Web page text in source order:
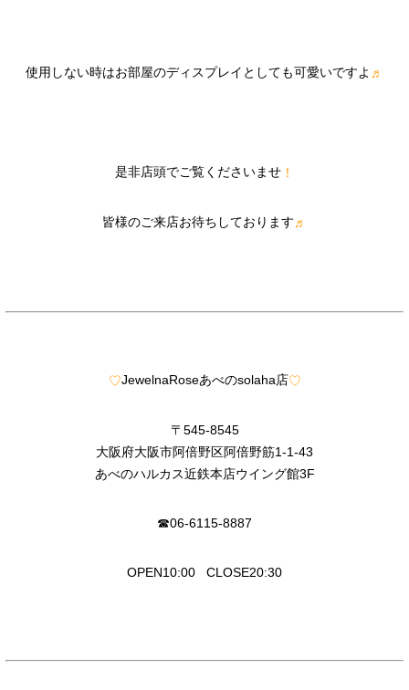
使用しない時はお部屋のディスプレイとしても可愛いですよ ♬
是非店頭でご覧くださいませ ！
皆様のご来店お待ちしております♬
♡JewelnaRoseあべのsolaha店♡
〒545-8545
大阪府大阪市阿倍野区阿倍野筋1-1-43
あべのハルカス近鉄本店ウイング館3F
☎︎06-6115-8887
OPEN10:00 CLOSE20:30